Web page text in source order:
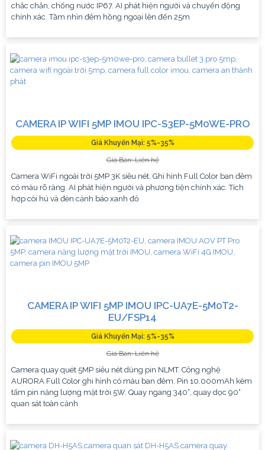
chắc chắn, chống nước IP67. AI phát hiện người và chuyển động
chính xác. Tầm nhìn đêm hồng ngoại lên đến 25m
CAMERA IP WIFI 5MP IMOU IPC-S3EP-5M0WE-PRO
Giá Khuyến Mại: 5%-35%
Giá Bán: Liên hệ
Camera WiFi ngoài trời 5MP 3K siêu nét. Ghi hình Full Color ban đêm
có màu rõ ràng. AI phát hiện người và phương tiện chính xác. Tích
hợp còi hú và đèn cảnh báo xanh đỏ
CAMERA IP WIFI 5MP IMOU IPC-UA7E-5M0T2-
EU/FSP14
Giá Khuyến Mại: 5%-35%
Giá Bán: Liên hệ
Camera quay quét 5MP siêu nét dùng pin NLMT. Công nghệ
AURORA Full Color ghi hình có màu ban đêm. Pin 10.000mAh kèm
tấm pin năng lượng mặt trời 5W. Quay ngang 340°, quay dọc 90°
quan sát toàn cảnh